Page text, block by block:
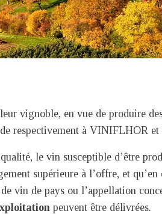
vignoble, en vue de produire
respectivement à VINIFLHOR
le vin susceptible d’être
supérieure à l’offre, et
vin de pays ou l’appellation
peuvent être délivrées.